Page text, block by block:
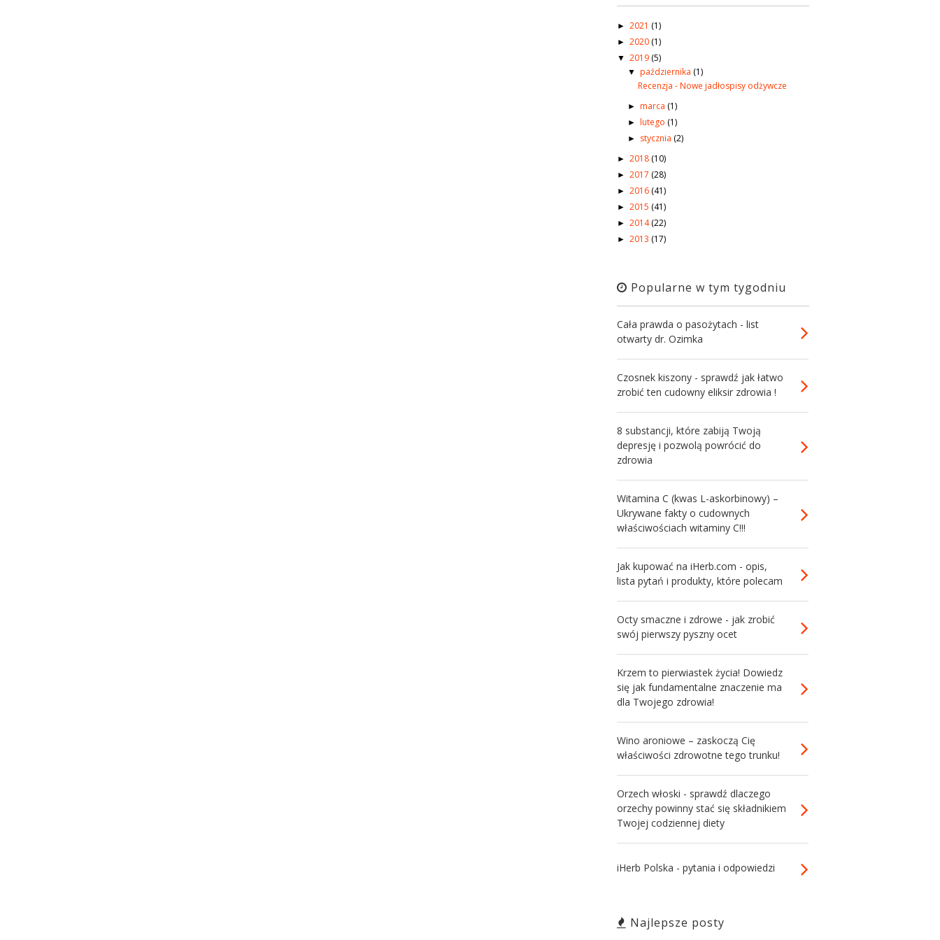
►2021 (1)
►2020 (1)
▼2019 (5)
▼ października (1)
Recenzja - Nowe jadłospisy odżywcze
► marca (1)
► lutego (1)
► stycznia (2)
►2018 (10)
►2017 (28)
►2016 (41)
►2015 (41)
►2014(22)
►2013 (17)
Popularne w tym tygodniu
Cała prawda o pasożytach - list
otwarty dr. Ozimka
Czosnek kiszony - sprawdź jak łatwo
zrobić ten cudowny eliksir zdrowia !
8 substancji, które zabiją Twoją
depresję i pozwolą powrócić do
zdrowia
Witamina C (kwas L-askorbinowy) –
Ukrywane fakty o cudownych
właściwościach witaminy C!!!
Jak kupować na iHerb.com - opis,
lista pytań i produkty, które polecam
Octy smaczne i zdrowe - jak zrobić
swój pierwszy pyszny ocet
Krzem to pierwiastek życia! Dowiedz
się jak fundamentalne znaczenie ma
dla Twojego zdrowia!
Wino aroniowe – zaskoczą Cię
właściwości zdrowotne tego trunku!
Orzech włoski - sprawdź dlaczego
orzechy powinny stać się składnikiem
Twojej codziennej diety
iHerb Polska - pytania i odpowiedzi
Najlepsze posty